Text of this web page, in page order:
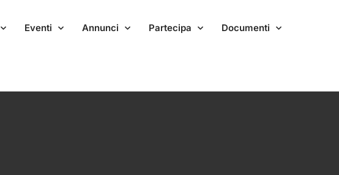
Eventi Annunci Partecipa Documenti